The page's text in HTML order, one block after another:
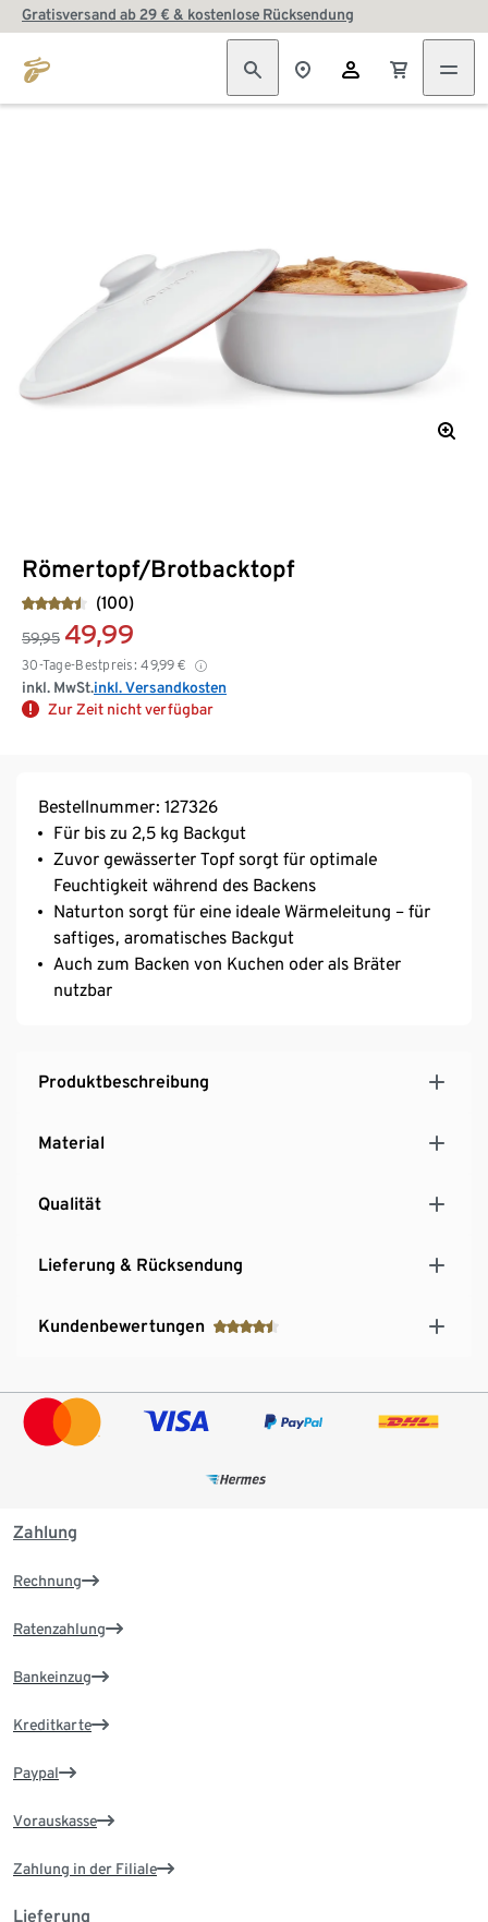
Gratisversand ab 29 € & kostenlose Rücksendung
Römertopf/Brotbacktopf
(100)
59,95 49,99
30-Tage-Bestpreis: 49,99 €
inkl. MwSt.inkl. Versandkosten
Zur Zeit nicht verfügbar
Bestellnummer: 127326
Für bis zu 2,5 kg Backgut
Zuvor gewässerter Topf sorgt für optimale
Feuchtigkeit während des Backens
Naturton sorgt für eine ideale Wärmeleitung – für
saftiges, aromatisches Backgut
Auch zum Backen von Kuchen oder als Bräter
nutzbar
Produktbeschreibung
Material
Qualität
Lieferung & Rücksendung
Kundenbewertungen
Zahlung
Rechnung
Ratenzahlung
Bankeinzug
Kreditkarte
Paypal
Vorauskasse
Zahlung in der Filiale
Lieferung